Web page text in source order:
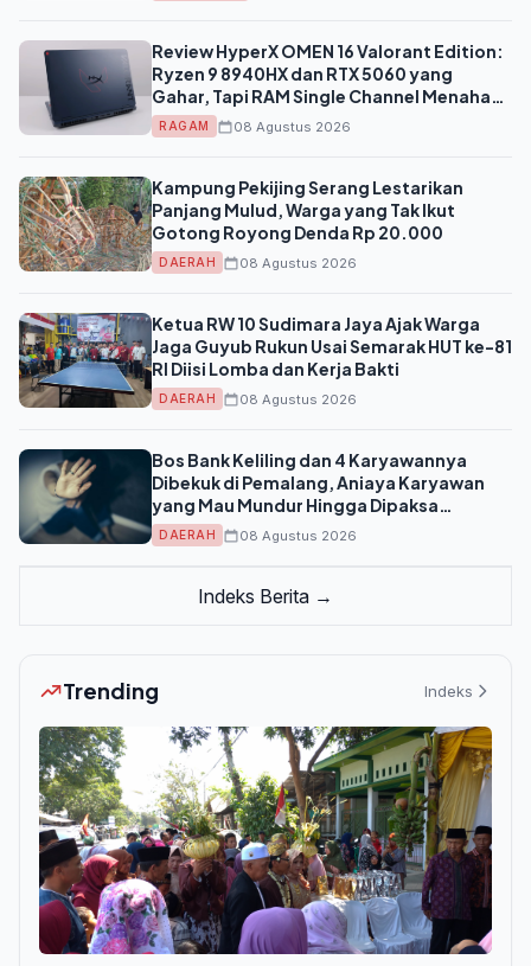
Review HyperX OMEN 16 Valorant Edition:
Ryzen 9 8940HX dan RTX 5060 yang
Gahar, Tapi RAM Single Channel Menahan
Potensinya
RAGAM 08 Agustus 2026
Kampung Pekijing Serang Lestarikan
Panjang Mulud, Warga yang Tak Ikut
Gotong Royong Denda Rp 20.000
DAERAH 08 Agustus 2026
Ketua RW 10 Sudimara Jaya Ajak Warga
Jaga Guyub Rukun Usai Semarak HUT ke-81
RI Diisi Lomba dan Kerja Bakti
DAERAH 08 Agustus 2026
Bos Bank Keliling dan 4 Karyawannya
Dibekuk di Pemalang, Aniaya Karyawan
yang Mau Mundur Hingga Dipaksa
Masturbasi
DAERAH 08 Agustus 2026
Indeks Berita →
Trending Indeks